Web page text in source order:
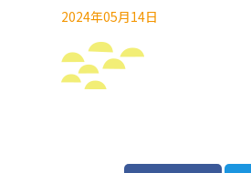
2024年05月14日